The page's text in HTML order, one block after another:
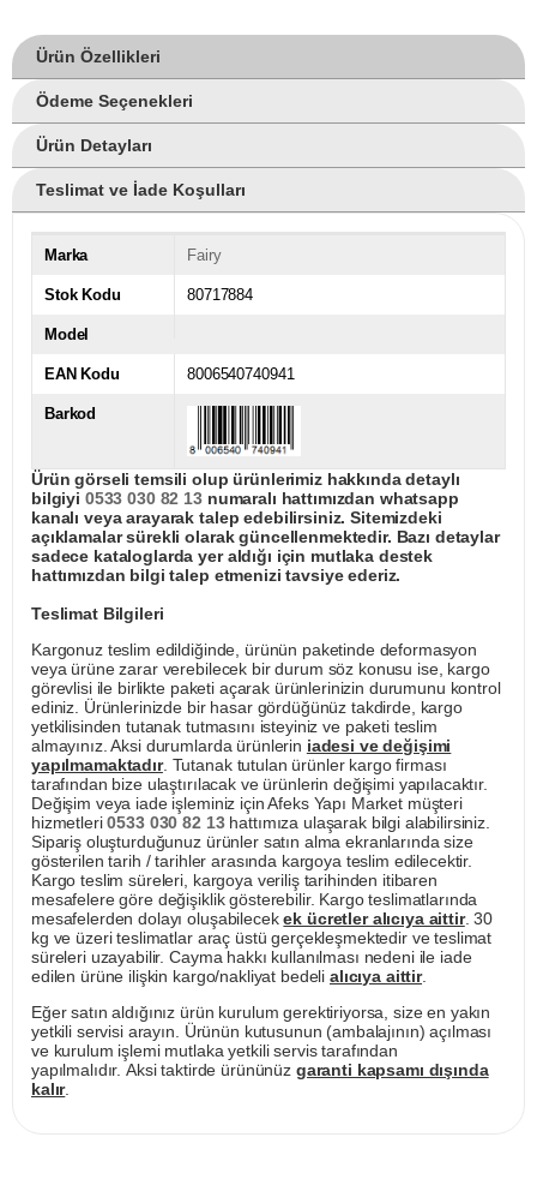
Ürün Özellikleri
Ödeme Seçenekleri
Ürün Detayları
Teslimat ve İade Koşulları
Marka Fairy
Stok Kodu 80717884
Model
EAN Kodu 8006540740941
Barkod
Ürün görseli temsili olup ürünlerimiz hakkında detaylı
bilgiyi 0533 030 82 13numaralı hattımızdan whatsapp
kanalı veya arayarak talep edebilirsiniz. Sitemizdeki
açıklamalar sürekli olarak güncellenmektedir. Bazı detaylar
sadece kataloglarda yer aldığı için mutlaka destek
hattımızdan bilgi talep etmenizi tavsiye ederiz.
Teslimat Bilgileri
Kargonuz teslim edildiğinde, ürünün paketinde deformasyon
veya ürüne zarar verebilecek bir durum söz konusu ise, kargo
görevlisi ile birlikte paketi açarak ürünlerinizin durumunu kontrol
ediniz. Ürünlerinizde bir hasar gördüğünüz takdirde, kargo
yetkilisinden tutanak tutmasını isteyiniz ve paketi teslim
almayınız. Aksi durumlarda ürünlerin iadesi ve değişimi
yapılmamaktadır. Tutanak tutulan ürünler kargo firması
tarafından bize ulaştırılacak ve ürünlerin değişimi yapılacaktır.
Değişim veya iade işleminiz için Afeks Yapı Market müşteri
hizmetleri0533 030 82 13hattımıza ulaşarak bilgi alabilirsiniz.
Sipariş oluşturduğunuz ürünler satın alma ekranlarında size
gösterilen tarih / tarihler arasında kargoya teslim edilecektir.
Kargo teslim süreleri, kargoya veriliş tarihinden itibaren
mesafelere göre değişiklik gösterebilir. Kargo teslimatlarında
mesafelerden dolayı oluşabilecekek ücretler alıcıya aittir. 30
kg ve üzeri teslimatlar araç üstü gerçekleşmektedir ve teslimat
süreleri uzayabilir. Cayma hakkı kullanılması nedeni ile iade
edilen ürüne ilişkin kargo/nakliyat bedeli alıcıya aittir.
Eğer satın aldığınız ürün kurulum gerektiriyorsa, size en yakın
yetkili servisi arayın. Ürünün kutusunun (ambalajının) açılması
ve kurulum işlemi mutlaka yetkili servis tarafından
yapılmalıdır. Aksi taktirde ürününüz garanti kapsamı dışında
kalır.